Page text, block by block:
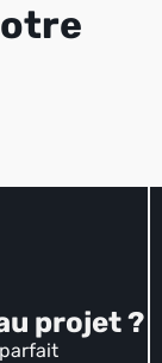
projet ?